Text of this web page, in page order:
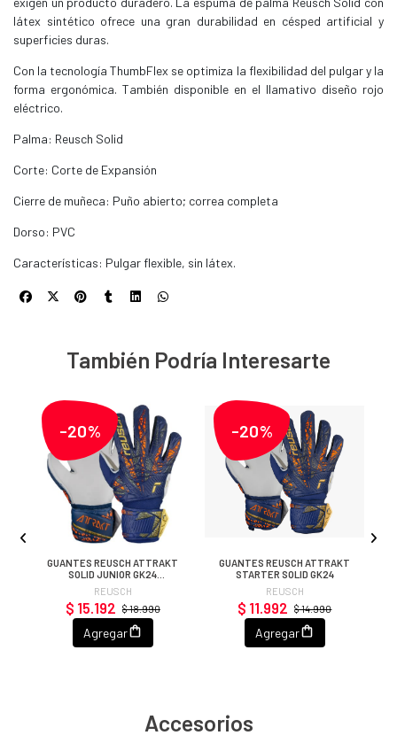
látex sintético ofrece una gran durabilidad en césped artificial y
superficies duras.
Con la tecnología ThumbFlex se optimiza la flexibilidad del pulgar y la
forma ergonómica. También disponible en el llamativo diseño rojo
eléctrico.
Palma: Reusch Solid
Corte: Corte de Expansión
Cierre de muñeca: Puño abierto; correa completa
Dorso: PVC
Características: Pulgar flexible, sin látex.
También Podría Interesarte
-20%
GUANTES REUSCH ATTRAKT
SOLID JUNIOR GK24
(AZULINO/DORADO/BLANCO
REUSCH
$ 18.990
$ 15.192
Agregar
-20%
GUANTES REUSCH ATTRAKT
STARTER SOLID GK24
REUSCH
$ 14.990
$ 11.992
Agregar
Accesorios